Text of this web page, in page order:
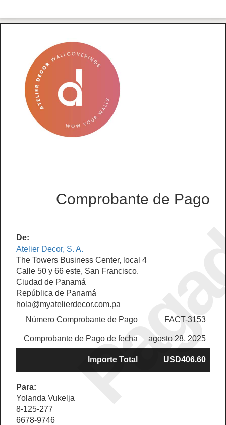
Comprobante de Pago
De:
Atelier Decor, S. A.
The Towers Business Center, local 4
Calle 50 y 66 este, San Francisco.
Ciudad de Panamá
República de Panamá
hola@myatelierdecor.com.pa
Número Comprobante de Pago
FACT-3153
Comprobante de Pago de fecha agosto 28, 2025
Importe Total USD406.60
Para:
Yolanda Vukelja
8-125-277
6678-9746